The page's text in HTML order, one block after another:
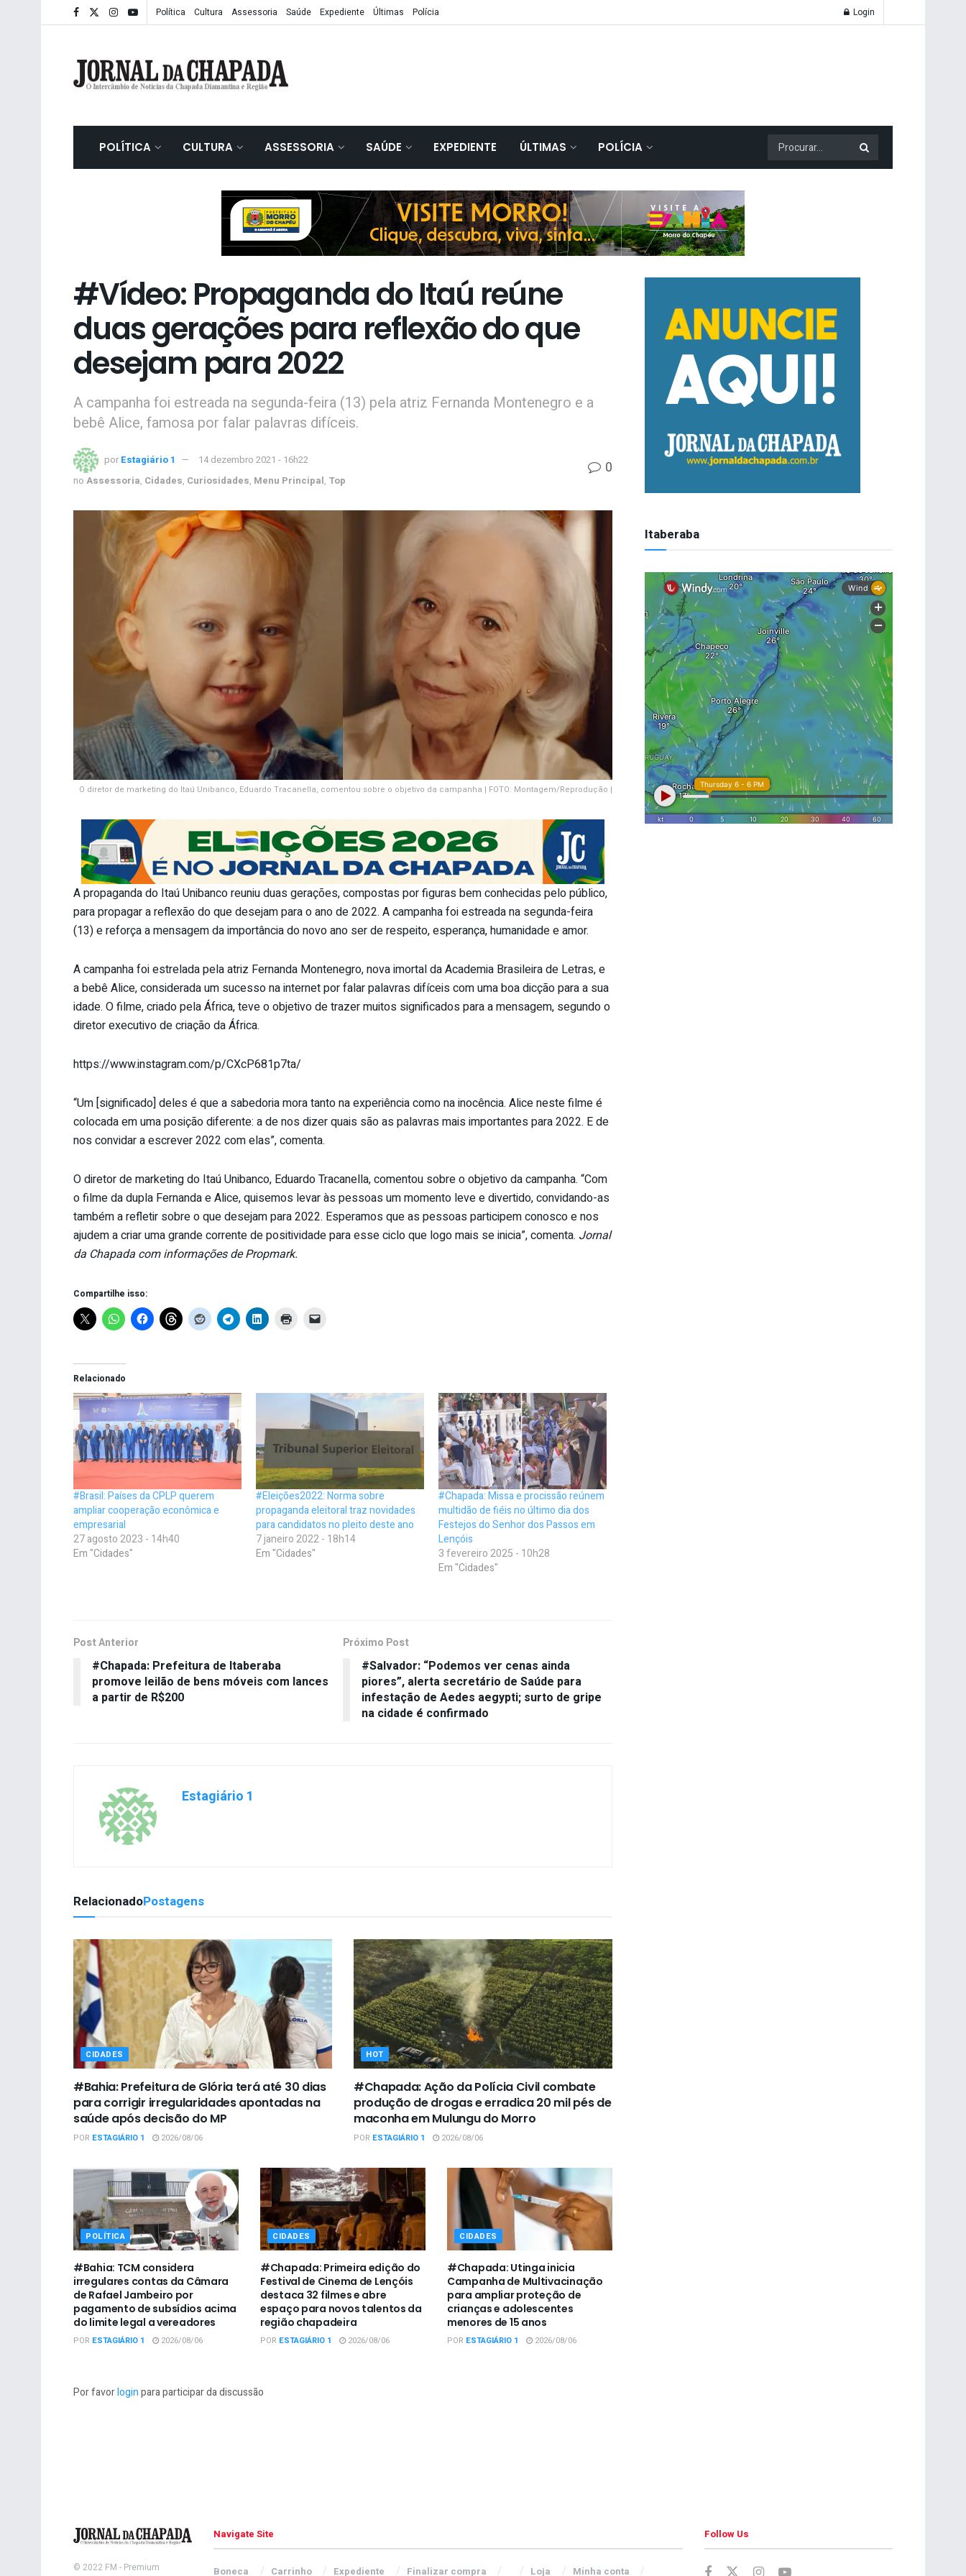
Política Cultura Assessoria Saúde Expediente Últimas Polícia Login
POLÍTICA CULTURA ASSESSORIA SAÚDE EXPEDIENTE ÚLTIMAS POLÍCIA
#Vídeo: Propaganda do Itaú reúne
duas gerações para reflexão do que
desejam para 2022
A campanha foi estreada na segunda-feira (13) pela atriz Fernanda Montenegro e a
bebê Alice, famosa por falar palavras difíceis.
por Estagiário 1
14 dezembro 2021 - 16h22
no Assessoria, Cidades, Curiosidades, Menu Principal, Top
0
O diretor de marketing do Itaú Unibanco, Eduardo Tracanella, comentou sobre o objetivo da campanha | FOTO: Montagem/Reprodução |
A propaganda do Itaú Unibanco reuniu duas gerações, compostas por figuras bem conhecidas pelo público,
para propagar a reflexão do que desejam para o ano de 2022. A campanha foi estreada na segunda-feira
(13) e reforça a mensagem da importância do novo ano ser de respeito, esperança, humanidade e amor.
A campanha foi estrelada pela atriz Fernanda Montenegro, nova imortal da Academia Brasileira de Letras, e
a bebê Alice, considerada um sucesso na internet por falar palavras difíceis com uma boa dicção para a sua
idade. O filme, criado pela África, teve o objetivo de trazer muitos significados para a mensagem, segundo o
diretor executivo de criação da África.
https://www.instagram.com/p/CXcP681p7ta/
“Um [significado] deles é que a sabedoria mora tanto na experiência como na inocência. Alice neste filme é
colocada em uma posição diferente: a de nos dizer quais são as palavras mais importantes para 2022. E de
nos convidar a escrever 2022 com elas”, comenta.
O diretor de marketing do Itaú Unibanco, Eduardo Tracanella, comentou sobre o objetivo da campanha. “Com
o filme da dupla Fernanda e Alice, quisemos levar às pessoas um momento leve e divertido, convidando-as
também a refletir sobre o que desejam para 2022. Esperamos que as pessoas participem conosco e nos
ajudem a criar uma grande corrente de positividade para esse ciclo que logo mais se inicia”, comenta. Jornal
da Chapada com informações de Propmark.
Compartilhe isso:
Relacionado
#Brasil: Países da CPLP querem
ampliar cooperação econômica e
empresarial
27 agosto 2023 - 14h40
Em "Cidades"
#Eleições2022: Norma sobre
propaganda eleitoral traz novidades
para candidatos no pleito deste ano
7 janeiro 2022 - 18h14
Em "Cidades"
#Chapada: Missa e procissão reúnem
multidão de fiéis no último dia dos
Festejos do Senhor dos Passos em
Lençóis
3 fevereiro 2025 - 10h28
Em "Cidades"
Post Anterior
#Chapada: Prefeitura de Itaberaba
promove leilão de bens móveis com lances
a partir de R$200
Próximo Post
#Salvador: “Podemos ver cenas ainda
piores”, alerta secretário de Saúde para
infestação de Aedes aegypti; surto de gripe
na cidade é confirmado
Estagiário 1
RelacionadoPostagens
CIDADES
#Bahia: Prefeitura de Glória terá até 30 dias
para corrigir irregularidades apontadas na
saúde após decisão do MP
POR ESTAGIÁRIO 1 2026/08/06
HOT
#Chapada: Ação da Polícia Civil combate
produção de drogas e erradica 20 mil pés de
maconha em Mulungu do Morro
POR ESTAGIÁRIO 1 2026/08/06
POLÍTICA
#Bahia: TCM considera
irregulares contas da Câmara
de Rafael Jambeiro por
pagamento de subsídios acima
do limite legal a vereadores
POR ESTAGIÁRIO 1 2026/08/06
CIDADES
#Chapada: Primeira edição do
Festival de Cinema de Lençóis
destaca 32 filmes e abre
espaço para novos talentos da
região chapadeira
POR ESTAGIÁRIO 1 2026/08/06
CIDADES
#Chapada: Utinga inicia
Campanha de Multivacinação
para ampliar proteção de
crianças e adolescentes
menores de 15 anos
POR ESTAGIÁRIO 1 2026/08/06
Por favorloginpara participar da discussão
Itaberaba
© 2022 FM - Premium
Navigate Site
Boneca Carrinho Expediente Finalizar compra Loja Minha conta
Follow Us